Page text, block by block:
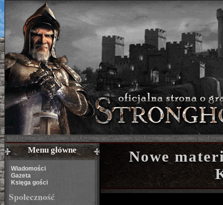
Menu główne
Wiadomości
Gazeta
Księga gości
Społeczność
Nowe